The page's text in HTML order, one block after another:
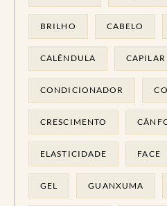
BRILHO CABELO
CALÊNDULA CAPILAR
CONDICIONADOR
CRESCIMENTO
ELASTICIDADE FACE
GEL GUANXUMA